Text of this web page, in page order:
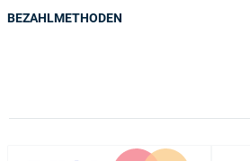
BEZAHLMETHODEN